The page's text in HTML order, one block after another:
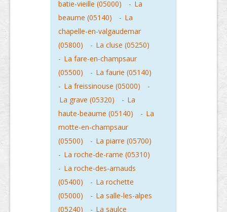
batie-vieille (05000) - La
beaume (05140)
- La
chapelle-en-valgaudemar
(05800)
- La cluse (05250)
- La fare-en-champsaur
(05500)
- La faurie (05140)
- La freissinouse (05000)
-
La grave (05320)
- La
haute-beaume (05140)
- La
motte-en-champsaur
(05500)
- La piarre (05700)
- La roche-de-rame (05310)
- La roche-des-arnauds
(05400)
- La rochette
(05000)
- La salle-les-alpes
(05240)
- La saulce